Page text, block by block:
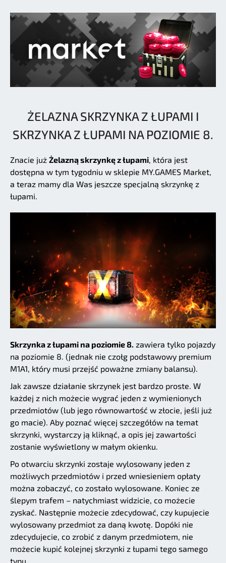
ŻELAZNA SKRZYNKA Z ŁUPAMI I
SKRZYNKA Z ŁUPAMI NA POZIOMIE 8.
Znacie już Żelazną skrzynkę z łupami , która jest
dostępna w tym tygodniu w sklepie MY.GAMES Market,
a teraz mamy dla Was jeszcze specjalną skrzynkę z
łupami.
Skrzynka z łupami na poziomie 8. zawiera tylko pojazdy
na poziomie 8. (jednak nie czołg podstawowy premium
M1A1, który musi przejść poważne zmiany balansu).
Jak zawsze działanie skrzynek jest bardzo proste. W
każdej z nich możecie wygrać jeden z wymienionych
przedmiotów (lub jego równowartość w złocie, jeśli już
go macie). Aby poznać więcej szczegółów na temat
skrzynki, wystarczy ją kliknąć, a opis jej zawartości
zostanie wyświetlony w małym okienku.
Po otwarciu skrzynki zostaje wylosowany jeden z
możliwych przedmiotów i przed wniesieniem opłaty
można zobaczyć, co zostało wylosowane. Koniec ze
ślepym trafem – natychmiast widzicie, co możecie
zyskać. Następnie możecie zdecydować, czy kupujecie
wylosowany przedmiot za daną kwotę. Dopóki nie
zdecydujecie, co zrobić z danym przedmiotem, nie
możecie kupić kolejnej skrzynki z łupami tego samego
typu.